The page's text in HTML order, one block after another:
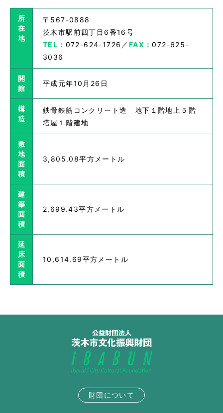
所
在
地
〒567-0888
茨木市駅前四丁目6番16号
TEL： 072-624-1726／ FAX：072-625-
3036
開
館
平成元年10月26日
構
造
鉄骨鉄筋コンクリート造 地下１階地上５階
塔屋１階建地
敷
地
面
積
3,805.08平方メートル
建
築
面
積
2,699.43平方メートル
延
床
面
積
10,614.69平方メートル
財団について